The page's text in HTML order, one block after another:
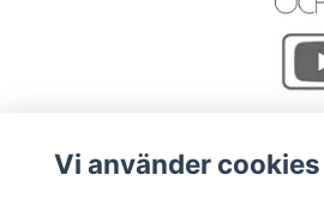
Vi använder cookies